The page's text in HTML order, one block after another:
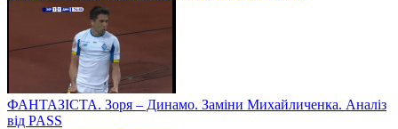
ФАНТАЗІСТА. Зоря – Динамо. Заміни Михайличенка. Аналіз
від PASS